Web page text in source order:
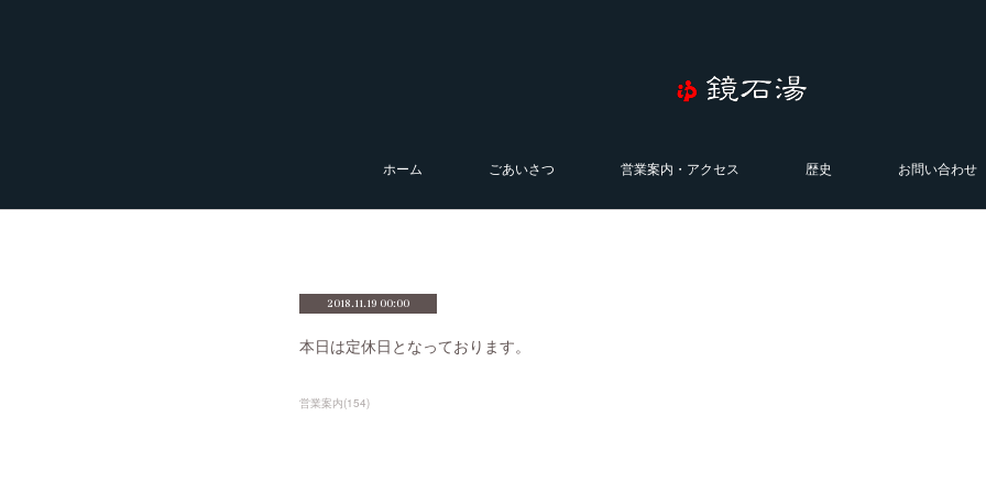
ホーム ごあいさつ 営業案内・アクセス 歴史 お問い合わせ
2018.11.19 00:00
本日は定休日となっております。
営業案内(154)